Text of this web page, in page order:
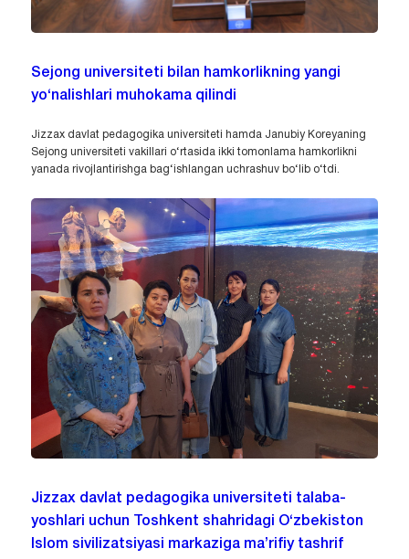
Sejong universiteti bilan hamkorlikning yangi
yo‘nalishlari muhokama qilindi
Jizzax davlat pedagogika universiteti hamda Janubiy Koreyaning
Sejong universiteti vakillari o‘rtasida ikki tomonlama hamkorlikni
yanada rivojlantirishga bag‘ishlangan uchrashuv bo‘lib o‘tdi.
Jizzax davlat pedagogika universiteti talaba-
yoshlari uchun Toshkent shahridagi O‘zbekiston
Islom sivilizatsiyasi markaziga ma’rifiy tashrif